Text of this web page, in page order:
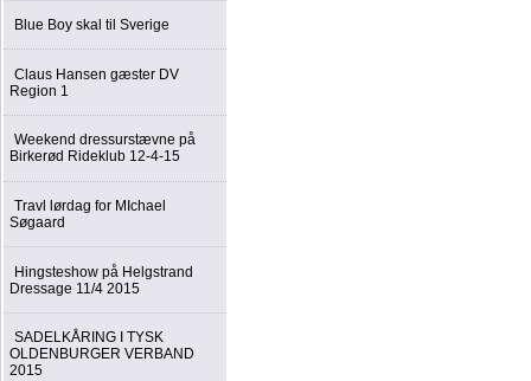
Blue Boy skal til Sverige
Claus Hansen gæster DV
Region 1
Weekend dressurstævne på
Birkerød Rideklub 12-4-15
Travl lørdag for MIchael
Søgaard
Hingsteshow på Helgstrand
Dressage 11/4 2015
SADELKÅRING I TYSK
OLDENBURGER VERBAND
2015